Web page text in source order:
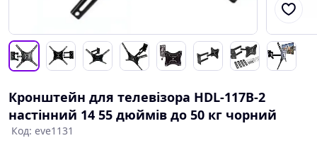
Кронштейн для телевізора HDL-117B-2
настінний 14 55 дюймів до 50 кг чорний
Код: eve1131